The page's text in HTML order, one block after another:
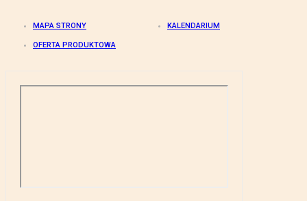
MAPA STRONY KALENDARIUM
OFERTA PRODUKTOWA